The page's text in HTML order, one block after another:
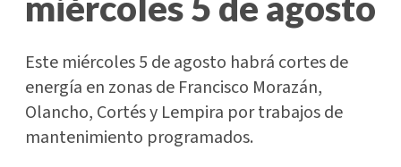
Este miércoles 5 de agosto habrá cortes de
energía en zonas de Francisco Morazán,
Olancho, Cortés y Lempira por trabajos de
mantenimiento programados.